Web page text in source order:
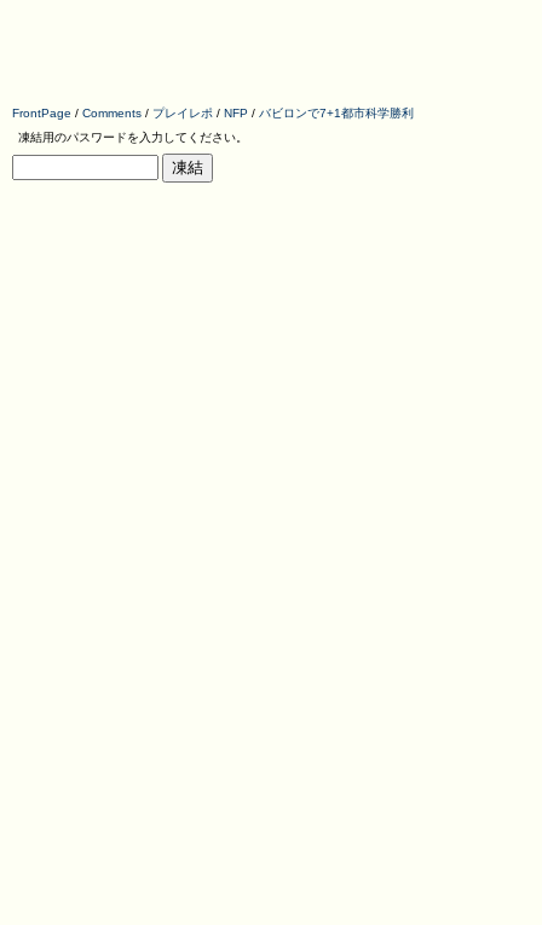
FrontPage / Comments / プレイレポ / NFP / バビロンで7+1都市科学勝利
凍結用のパスワードを入力してください。